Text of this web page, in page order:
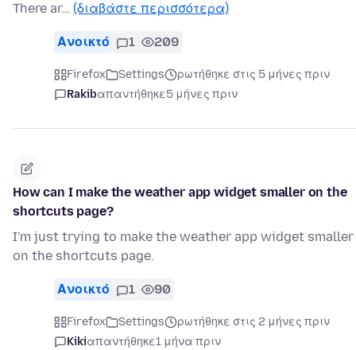
There ar… (διαβάστε περισσότερα)
Ανοικτό 1 209
Firefox Settings
ρωτήθηκε στις 5 μήνες πριν
Rakibαπαντήθηκε5 μήνες πριν
How can I make the weather app widget smaller on the
shortcuts page?
I'm just trying to make the weather app widget smaller
on the shortcuts page.
Ανοικτό 1 90
Firefox Settings
ρωτήθηκε στις 2 μήνες πριν
Kikiαπαντήθηκε1 μήνα πριν